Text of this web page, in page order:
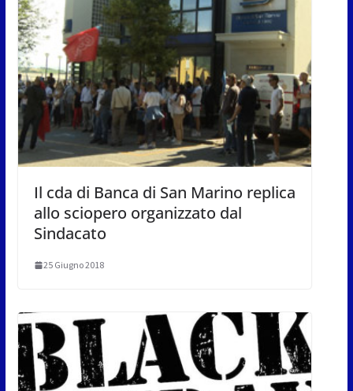
Il cda di Banca di San Marino replica
allo sciopero organizzato dal
Sindacato
25 Giugno 2018